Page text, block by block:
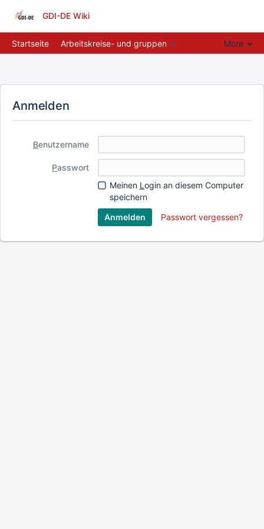
GDI-DE Wiki
Startseite Arbeitskreise- und gruppen More
Anmelden
Benutzername
Passwort
Meinen L ogin an diesem Computer
speichern
Passwort vergessen?